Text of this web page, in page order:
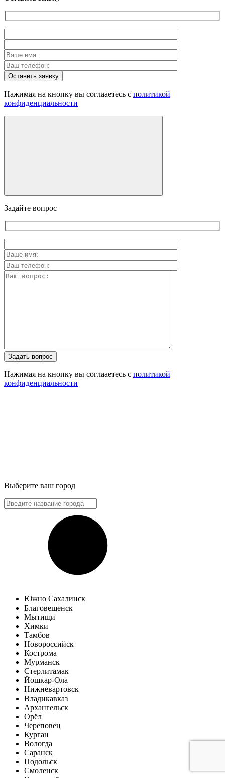
Оставить заявку
Нажимая на кнопку вы соглааетесь с политикой
конфиденциальности
Задайте вопрос
Задать вопрос
Нажимая на кнопку вы соглааетесь с политикой
конфиденциальности
Выберите ваш город
Южно Сахалинск
Благовещенск
Мытищи
Химки
Тамбов
Новороссийск
Кострома
Мурманск
Стерлитамак
Йошкар-Ола
Нижневартовск
Владикавказ
Архангельск
Орёл
Череповец
Курган
Вологда
Саранск
Подольск
Смоленск